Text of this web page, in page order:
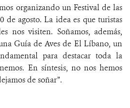
organizando un Festival de las
de agosto. La idea es que turistas
nos visiten. Soñamos, además,
Guía de Aves de El Líbano, un
para destacar toda la
En síntesis, no nos hemos
de soñar”.